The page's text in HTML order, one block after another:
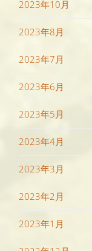
2023年10月
2023年8月
2023年7月
2023年6月
2023年5月
2023年4月
2023年3月
2023年2月
2023年1月